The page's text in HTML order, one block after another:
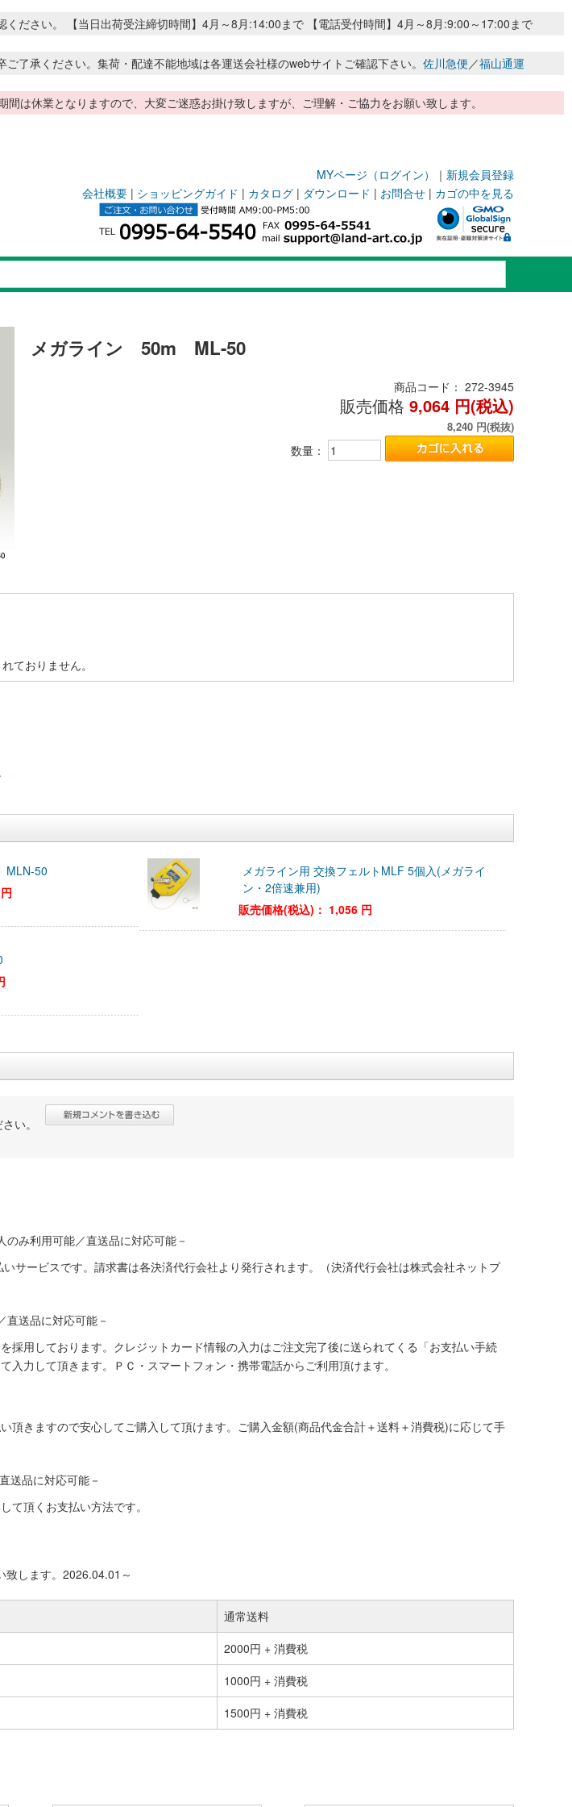
ください。 【当日出荷受注締切時間】4月～8月:14:00まで 【電話受付時間】4月～8月:9:00～17:00まで
了承ください。集荷・配達不能地域は各運送会社様のwebサイトご確認下さい。 佐川急便／福山通運
は休業となりますので、大変ご迷惑お掛け致しますが、ご理解・ご協力をお願い致します。
MYページ（ログイン） ｜ 新規会員登録
会社概要 | ショッピングガイド | カタログ | ダウンロード | お問合せ | カゴの中を見る
メガライン 50m ML-50
商品コード： 272-3945
販売価格 9,064 円(税込)
8,240 円(税抜)
数量：
ておりません。
50
メガライン用 交換フェルトMLF 5個入(メガライ
ン・2倍速兼用)
販売価格(税込)： 1,056 円
い。
み利用可能／直送品に対応可能－
サービスです。請求書は各決済代行会社より発行されます。（決済代行会社は株式会社ネットプ
直送品に対応可能－
採用しております。クレジットカード情報の入力はご注文完了後に送られてくる「お支払い手続
入力して頂きます。ＰＣ・スマートフォン・携帯電話からご利用頂けます。
頂きますので安心してご購入して頂けます。ご購入金額(商品代金合計＋送料＋消費税)に応じて手
送品に対応可能－
て頂くお支払い方法です。
致します。2026.04.01～
通常送料
2000円 + 消費税
1000円 + 消費税
1500円 + 消費税